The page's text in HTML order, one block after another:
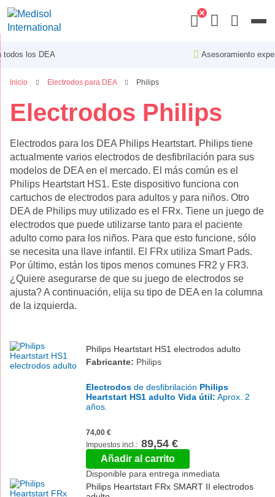
Asesoramiento experto
Inicio Electrodos para DEA Philips
Electrodos Philips
Electrodos para los DEA Philips Heartstart. Philips tiene
actualmente varios electrodos de desfibrilación para sus
modelos de DEA en el mercado. El más común es el
Philips Heartstart HS1. Este dispositivo funciona con
cartuchos de electrodos para adultos y para niños. Otro
DEA de Philips muy utilizado es el FRx. Tiene un juego de
electrodos que puede utilizarse tanto para el paciente
adulto como para los niños. Para que esto funcione, sólo
se necesita una llave infantil. El FRx utiliza Smart Pads.
Por último, están los tipos menos comunes FR2 y FR3.
¿Quiere asegurarse de que su juego de electrodos se
ajusta? A continuación, elija su tipo de DEA en la columna
de la izquierda.
Philips Heartstart HS1 electrodos adulto
Fabricante: Philips
Electrodos de desfibrilación Philips
Heartstart HS1 adulto Vida útil: Aprox. 2
años.
74,00 €
89,54 €
Añadir al carrito
Disponible para entrega inmediata
Philips Heartstart FRx SMART II electrodos